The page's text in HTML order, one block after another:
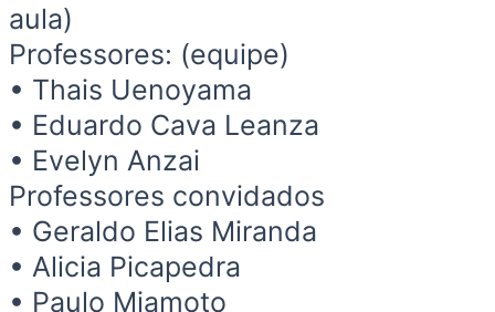
aula)
Professores: (equipe)
• Thais Uenoyama
• Eduardo Cava Leanza
• Evelyn Anzai
Professores convidados
• Geraldo Elias Miranda
• Alicia Picapedra
• Paulo Miamoto